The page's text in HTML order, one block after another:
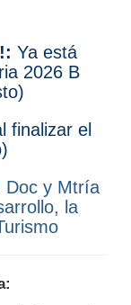
Ya está
2026 B
finalizar el
Doc y Mtría
la